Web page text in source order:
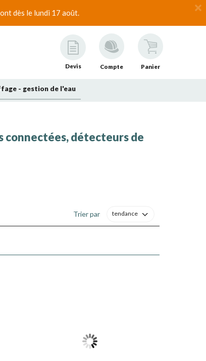
dès le lundi 17 août.
Devis Compte Panier
- gestion de l'eau
connectées, détecteurs de
Trier par tendance